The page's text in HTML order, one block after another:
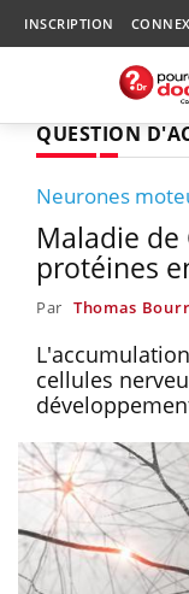
INSCRIPTION
QUESTION
Neurones
Maladie de
protéines
Par Thomas
cellules